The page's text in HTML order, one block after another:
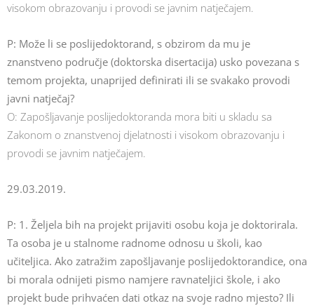
visokom obrazovanju i provodi se javnim natječajem.
P: Može li se poslijedoktorand, s obzirom da mu je
znanstveno područje (doktorska disertacija) usko povezana s
temom projekta, unaprijed definirati ili se svakako provodi
javni natječaj?
O: Zapošljavanje poslijedoktoranda mora biti u skladu sa
Zakonom o znanstvenoj djelatnosti i visokom obrazovanju i
provodi se javnim natječajem.
29.03.2019.
P: 1. Željela bih na projekt prijaviti osobu koja je doktorirala.
Ta osoba je u stalnome radnome odnosu u školi, kao
učiteljica. Ako zatražim zapošljavanje poslijedoktorandice, ona
bi morala odnijeti pismo namjere ravnateljici škole, i ako
projekt bude prihvaćen dati otkaz na svoje radno mjesto? Ili